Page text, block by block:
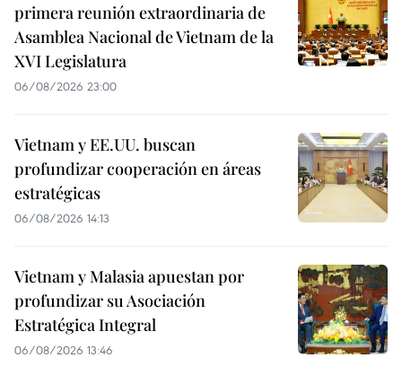
primera reunión extraordinaria de
Asamblea Nacional de Vietnam de la
XVI Legislatura
06/08/2026 23:00
Vietnam y EE.UU. buscan
profundizar cooperación en áreas
estratégicas
06/08/2026 14:13
Vietnam y Malasia apuestan por
profundizar su Asociación
Estratégica Integral
06/08/2026 13:46